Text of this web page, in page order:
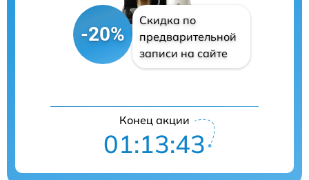
-20%
Скидка по
предварительной
записи на сайте
Конец акции
01:13:42